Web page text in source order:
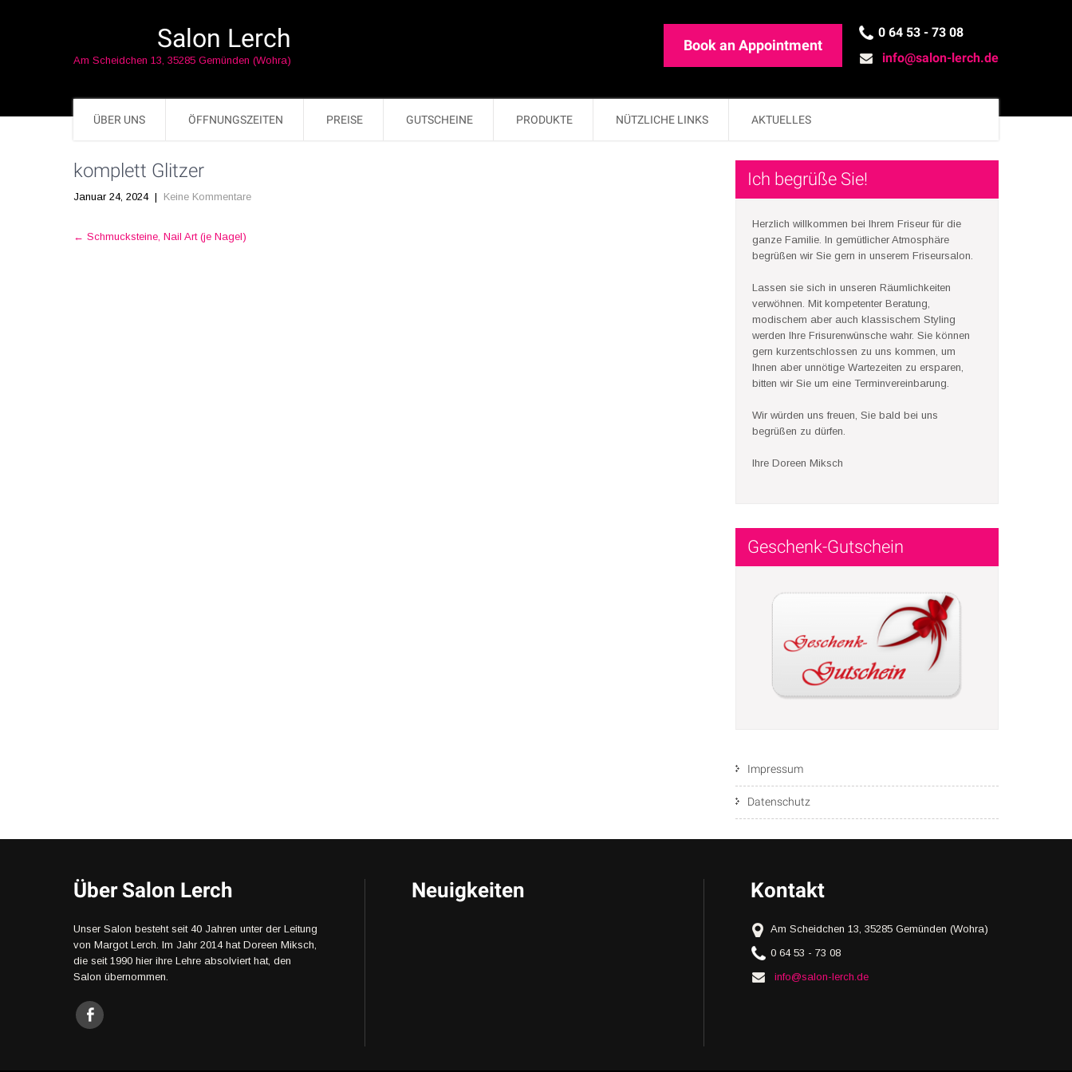
Salon Lerch
Am Scheidchen 13, 35285 Gemünden (Wohra)
0 64 53 - 73 08
info@salon-lerch.de
Book an Appointment
ÜBER UNS ÖFFNUNGSZEITEN PREISE GUTSCHEINE PRODUKTE NÜTZLICHE LINKS AKTUELLES
komplett Glitzer
Januar 24, 2024 | Keine Kommentare
Post
← Schmucksteine, Nail Art (je Nagel)
Ich begrüße Sie!
Herzlich willkommen bei Ihrem Friseur für die
ganze Familie. In gemütlicher Atmosphäre
begrüßen wir Sie gern in unserem Friseursalon.
Lassen sie sich in unseren Räumlichkeiten
verwöhnen. Mit kompetenter Beratung,
modischem aber auch klassischem Styling
werden Ihre Frisurenwünsche wahr. Sie können
gern kurzentschlossen zu uns kommen, um
Ihnen aber unnötige Wartezeiten zu ersparen,
bitten wir Sie um eine Terminvereinbarung.
Wir würden uns freuen, Sie bald bei uns
begrüßen zu dürfen.
Ihre Doreen Miksch
Geschenk-Gutschein
Impressum
Datenschutz
Über Salon Lerch
Unser Salon besteht seit 40 Jahren unter der Leitung
von Margot Lerch. Im Jahr 2014 hat Doreen Miksch,
die seit 1990 hier ihre Lehre absolviert hat, den
Salon übernommen.
Neuigkeiten Kontakt
Am Scheidchen 13, 35285 Gemünden (Wohra)
0 64 53 - 73 08
info@salon-lerch.de